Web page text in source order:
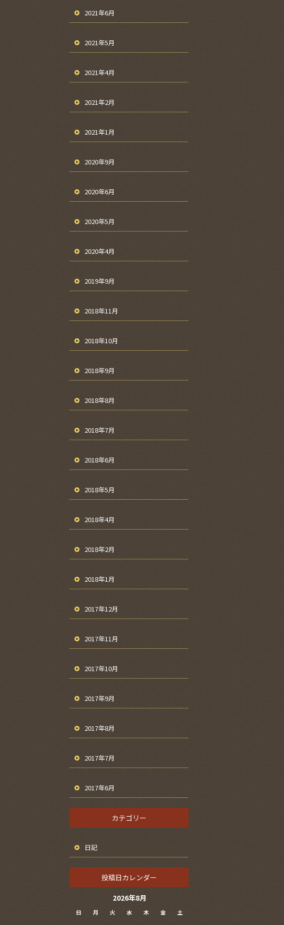
2021年6月
2021年5月
2021年4月
2021年2月
2021年1月
2020年9月
2020年6月
2020年5月
2020年4月
2019年9月
2018年11月
2018年10月
2018年9月
2018年8月
2018年7月
2018年6月
2018年5月
2018年4月
2018年2月
2018年1月
2017年12月
2017年11月
2017年10月
2017年9月
2017年8月
2017年7月
2017年6月
カテゴリー
日記
投稿日カレンダー
2026年8月
日 月 火 水 木 金 土